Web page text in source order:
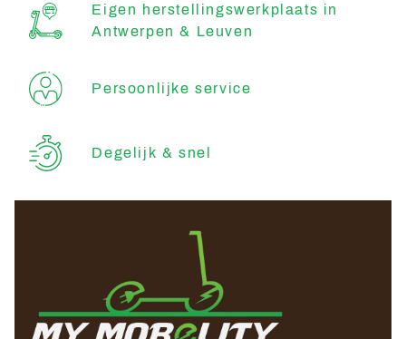
Eigen herstellingswerkplaats in
Antwerpen & Leuven
Persoonlijke service
Degelijk & snel